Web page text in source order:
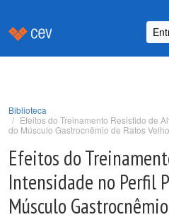
Biblioteca
Efeitos do Treinamento Resistido de
do Músculo Gastrocnêmio de Ratos
Efeitos do
Intensidade no Perfil
Músculo